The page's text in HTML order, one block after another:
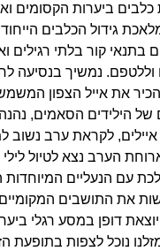
כלבים ביערות הקסומים
גידול הכלבים
בתנאי קור בלתי רגילים
נמשיך בנסיעה
את אייל הצפון
של הילידים הסאמים,
לקראת ערב נשוב
הערב נצא לטיול לילי
עם הנעליים המיוחדות
את התושבים המקומיים
יוצאת דופן במסע רגלי
נוכל לצפות בתופעת